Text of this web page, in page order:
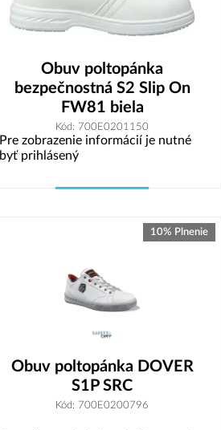
Obuv poltopánka
bezpečnostná S2 Slip On
FW81 biela
Kód: 700E0201150
Pre zobrazenie informácií je nutné
byť prihlásený
10% Plnenie
Obuv poltopánka DOVER
S1P SRC
Kód: 700E0200796